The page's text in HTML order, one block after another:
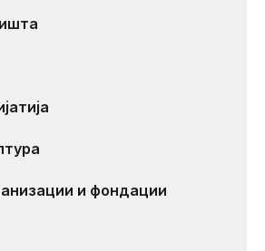
и фондации